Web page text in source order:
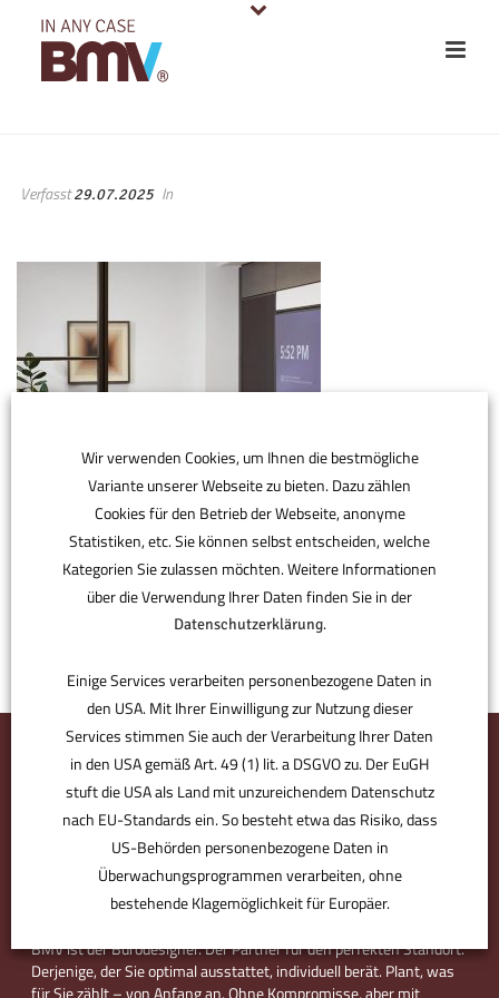
Verfasst29.07.2025 In
BMV ist der Bürodesigner. Der Partner für den perfekten Standort.
Derjenige, der Sie optimal ausstattet, individuell berät. Plant, was
für Sie zählt – von Anfang an. Ohne Kompromisse, aber mit
Wir verwenden Cookies, um Ihnen die bestmögliche
Variante unserer Webseite zu bieten. Dazu zählen
Cookies für den Betrieb der Webseite, anonyme
Statistiken, etc. Sie können selbst entscheiden, welche
Kategorien Sie zulassen möchten. Weitere Informationen
über die Verwendung Ihrer Daten finden Sie in der
Datenschutzerklärung.
Einige Services verarbeiten personenbezogene Daten in
den USA. Mit Ihrer Einwilligung zur Nutzung dieser
Services stimmen Sie auch der Verarbeitung Ihrer Daten
in den USA gemäß Art. 49 (1) lit. a DSGVO zu. Der EuGH
stuft die USA als Land mit unzureichendem Datenschutz
nach EU-Standards ein. So besteht etwa das Risiko, dass
US-Behörden personenbezogene Daten in
Überwachungsprogrammen verarbeiten, ohne
bestehende Klagemöglichkeit für Europäer.
ANPASSEN AKZEPTIEREN